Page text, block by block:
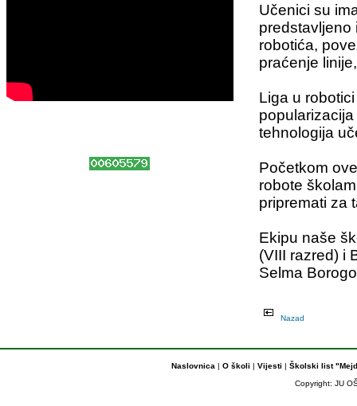
Učenici su
predstavljeno
robotića,
praćenje
Liga u
tehnologija
Početkom
robote
pripremati za
Ekipu naše
(VIII razred) i
Selma
Nazad
Naslovnica | O školi | Vijesti | Školski list
Copyright: JU